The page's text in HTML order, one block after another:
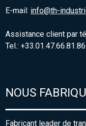
E-mail: info@th-
Assistance client par
Tel.: +33.01.47.66.81.86
NOUS
Fabricant leader de